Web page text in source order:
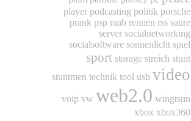
player podcasting politik porsche
prank psp raab rennen rss satire
server socialnetworking
socialsoftware sonnenlicht spiel
sport storage streich stunt
stuntmen technik tool usb video
voip vw web2.0 wingtsun
xbox xbox360